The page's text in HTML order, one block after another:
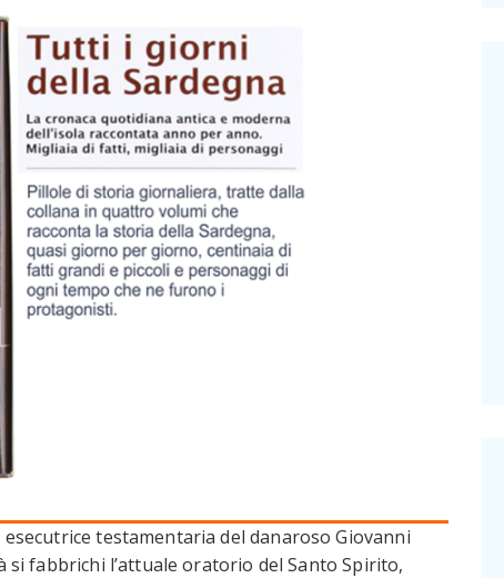
testamentaria del danaroso Giovanni
fabbrichi l’attuale oratorio del Santo Spirito,